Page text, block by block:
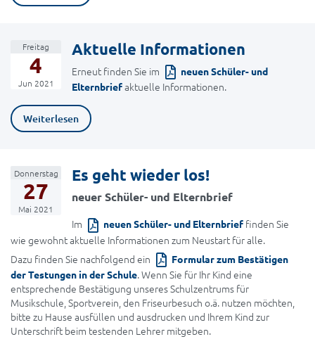
Freitag
4
Jun 2021
Aktuelle Informationen
Erneut finden Sie im
neuen Schüler- und
Elternbriefaktuelle Informationen.
Weiterlesen
Donnerstag
27
Mai 2021
Es geht wieder los!
neuer Schüler- und Elternbrief
Im neuen Schüler- und Elternbrief finden Sie
wie gewohnt aktuelle Informationen zum Neustart für alle.
Dazu finden Sie nachfolgend ein
Formular zum Bestätigen
der Testungen in der Schule. Wenn Sie für Ihr Kind eine
entsprechende Bestätigung unseres Schulzentrums für
Musikschule, Sportverein, den Friseurbesuch o.ä. nutzen möchten,
bitte zu Hause ausfüllen und ausdrucken und Ihrem Kind zur
Unterschrift beim testenden Lehrer mitgeben.